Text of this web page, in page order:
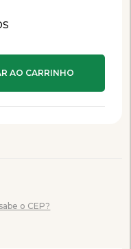
o CEP?